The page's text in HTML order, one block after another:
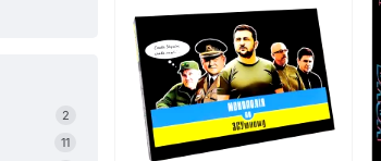
2
11